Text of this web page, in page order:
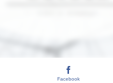
Facebook